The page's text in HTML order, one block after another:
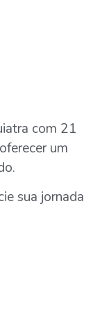
com 21
um
sua jornada